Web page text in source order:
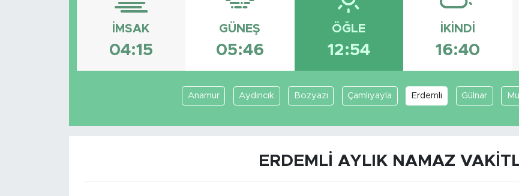
İMSAK
04:15
GÜNEŞ
05:46
ÖĞLE
12:54
İKINDI
16:40
Anamur Aydıncık Bozyazı Çamlıyayla Erdemli Gülnar
ERDEMLI AYLIK NAMAZ